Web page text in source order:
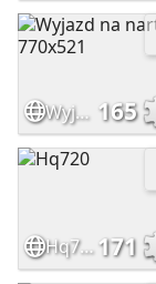
Wyjazd na narty 770x521 165
Hq720 171